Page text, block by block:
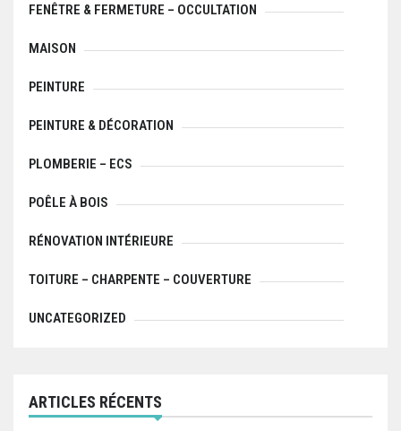
FENÊTRE & FERMETURE – OCCULTATION
MAISON
PEINTURE
PEINTURE & DÉCORATION
PLOMBERIE – ECS
POÊLE À BOIS
RÉNOVATION INTÉRIEURE
TOITURE – CHARPENTE – COUVERTURE
UNCATEGORIZED
ARTICLES RÉCENTS